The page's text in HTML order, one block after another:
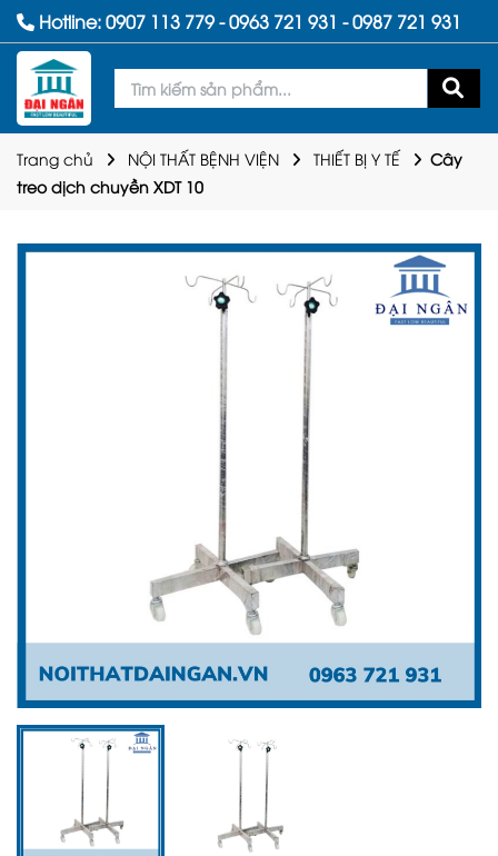
Hotline:0907 113 779-0963 721 931 -0987 721 931
Trang chủ NỘI THẤT BỆNH VIỆN THIẾT BỊ Y TẾ
Cây
treo dịch chuyền XDT 10